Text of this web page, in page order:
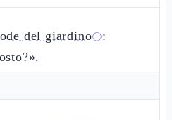
del giardinoⓘ: